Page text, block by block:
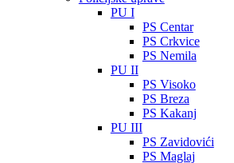
PU I
PS Centar
PS Crkvice
PS Nemila
PU II
PS Visoko
PS Breza
PS Kakanj
PU III
PS Zavidovići
PS Maglaj